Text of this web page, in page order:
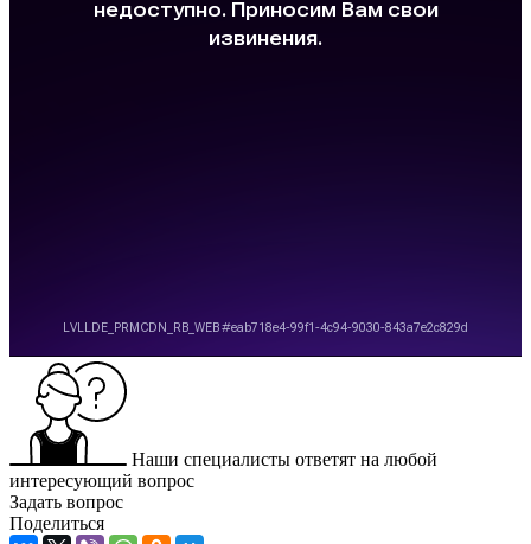
Наши специалисты ответят на любой
интересующий вопрос
Задать вопрос
Поделиться